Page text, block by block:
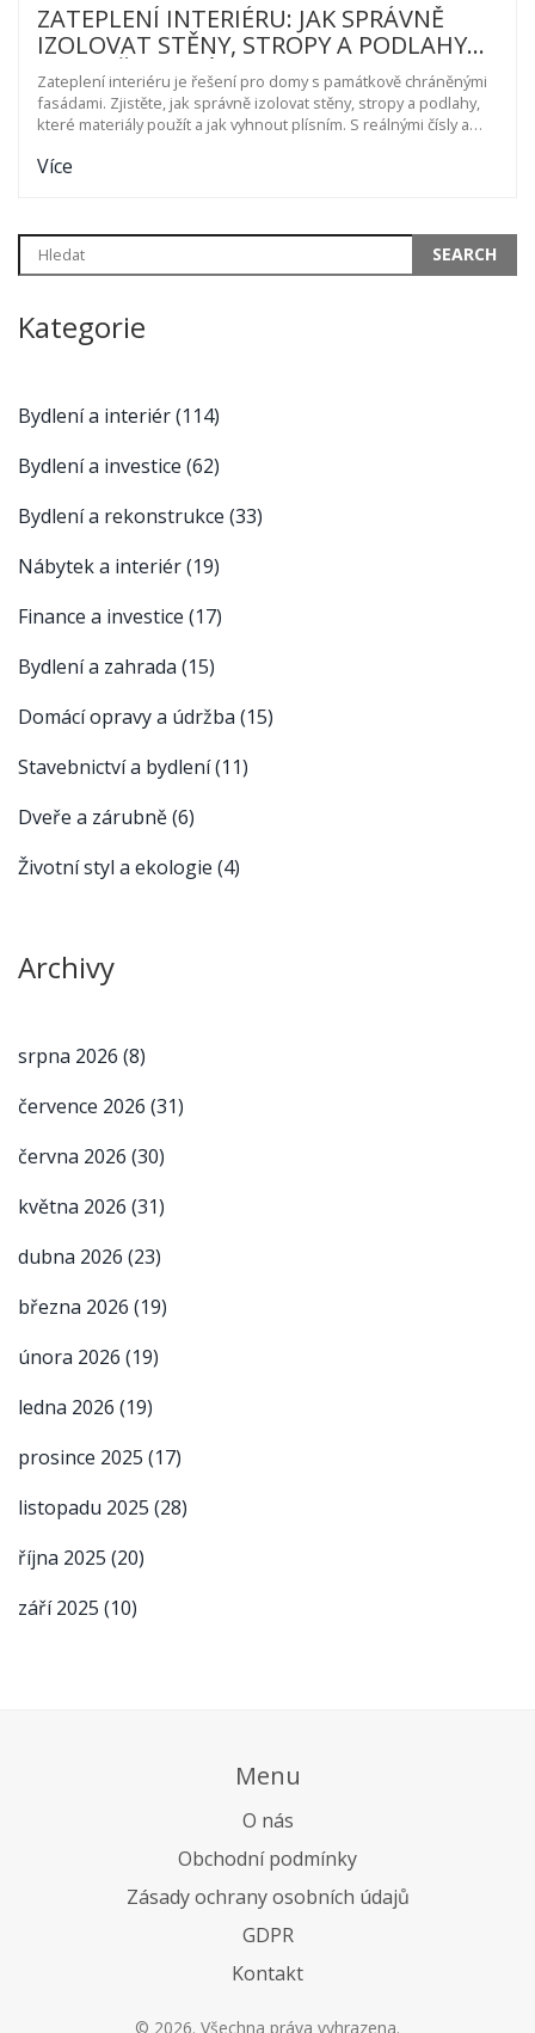
ZATEPLENÍ INTERIÉRU: JAK SPRÁVNĚ
IZOLOVAT STĚNY, STROPY A PODLAHY
BEZ POŠKOZENÍ BUDOVY
Zateplení interiéru je řešení pro domy s památkově chráněnými
fasádami. Zjistěte, jak správně izolovat stěny, stropy a podlahy,
které materiály použít a jak vyhnout plísním. S reálnými čísly a
Více
Kategorie
Bydlení a interiér(114)
Bydlení a investice (62)
Bydlení a rekonstrukce (33)
Nábytek a interiér(19)
Finance a investice (17)
Bydlení a zahrada (15)
Domácí opravy a údržba (15)
Stavebnictví a bydlení(11)
Dveře a zárubně(6)
Životní styl a ekologie (4)
Archivy
srpna 2026 (8)
července 2026 (31)
června 2026 (30)
května 2026 (31)
dubna 2026 (23)
března 2026 (19)
února 2026 (19)
ledna 2026 (19)
prosince 2025 (17)
listopadu 2025 (28)
října 2025 (20)
září 2025 (10)
Menu
O nás
Obchodní podmínky
Zásady ochrany osobních údajů
GDPR
Kontakt
© 2026. Všechna práva vyhrazena.